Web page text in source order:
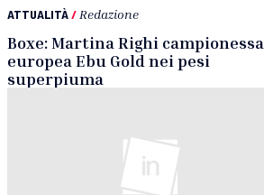
ATTUALITÀ/ Redazione
Boxe: Martina Righi campionessa
europea Ebu Gold nei pesi
superpiuma